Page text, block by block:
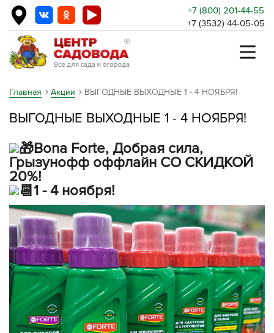
+7 (800) 201-44-55
+7 (3532) 44-05-05
Главная Акции ВЫГОДНЫЕ ВЫХОДНЫЕ 1 - 4 НОЯБРЯ!
ВЫГОДНЫЕ ВЫХОДНЫЕ 1 - 4 НОЯБРЯ!
Bona Forte, Добрая сила,
Грызунофф оффлайн СО СКИДКОЙ
20%!
1 - 4 ноября!